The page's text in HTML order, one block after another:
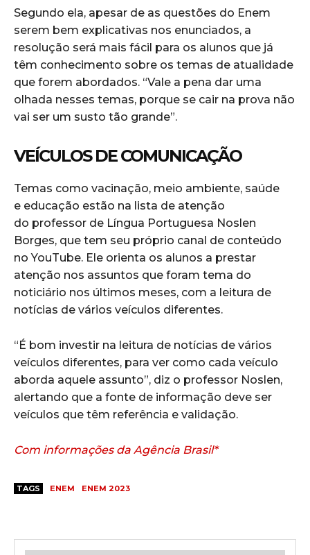
Segundo ela, apesar de as questões do Enem
serem bem explicativas nos enunciados, a
resolução será mais fácil para os alunos que já
têm conhecimento sobre os temas de atualidade
que forem abordados. “Vale a pena dar uma
olhada nesses temas, porque se cair na prova não
vai ser um susto tão grande”.
VEÍCULOS DE COMUNICAÇÃO
Temas como vacinação, meio ambiente, saúde
e educação estão na lista de atenção
do professor de Língua Portuguesa Noslen
Borges, que tem seu próprio canal de conteúdo
no YouTube. Ele orienta os alunos a prestar
atenção nos assuntos que foram tema do
noticiário nos últimos meses, com a leitura de
notícias de vários veículos diferentes.
“É bom investir na leitura de notícias de vários
veículos diferentes, para ver como cada veículo
aborda aquele assunto”, diz o professor Noslen,
alertando que a fonte de informação deve ser
veículos que têm referência e validação.
Com informações da Agência Brasil*
TAGS ENEM ENEM 2023